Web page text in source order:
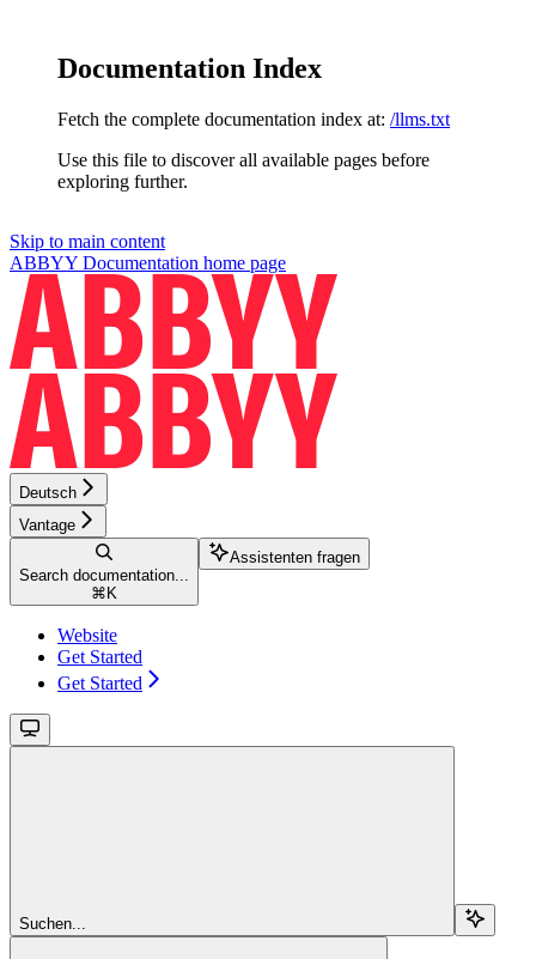
Documentation Index
Fetch the complete documentation index at: /llms.txt
Use this file to discover all available pages before
exploring further.
Skip to main content
ABBYY Documentation home page
Deutsch
Vantage
Search documentation...
⌘ K
Assistenten fragen
Website
Get Started
Get Started
Suchen...